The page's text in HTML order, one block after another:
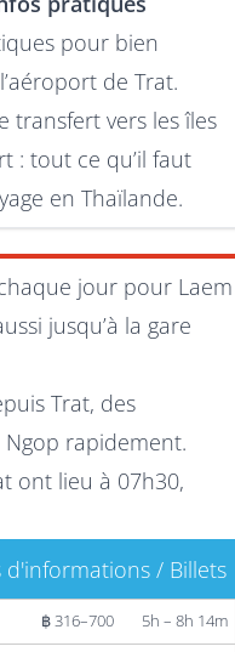
pour bien
de Trat.
transfert vers les îles
: tout ce qu’il faut
en Thaïlande.
jour pour Laem
jusqu’à la gare
Trat, des
rapidement.
ont lieu à 07h30,
d'informations / Billets
฿ 316–700 5h – 8h 14m